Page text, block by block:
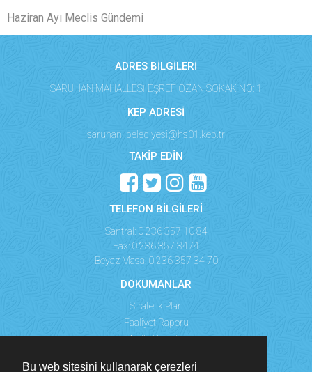
Bu web sitesini kullanarak çerezleri
Haziran Ayı Meclis Gündemi
ADRES BİLGİLERİ
SARUHAN MAHALLESİ EŞREF OZAN SOKAK NO: 1
KEP ADRESİ
saruhanlibelediyesi@hs01.kep.tr
TAKİP EDİN
TELEFON BİLGİLERİ
Santral: 0 236 357 10 84
Fax: 0 236 357 3474
Beyaz Masa: 0 236 357 34 70
DÖKÜMANLAR
Stratejik Plan
Faaliyet Raporu
Meclis Kararları